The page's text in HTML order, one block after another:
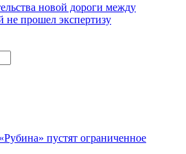
новой дороги между
не прошел экспертизу
пустят ограниченное